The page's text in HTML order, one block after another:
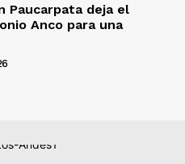
Paucarpata deja el
Anco para una